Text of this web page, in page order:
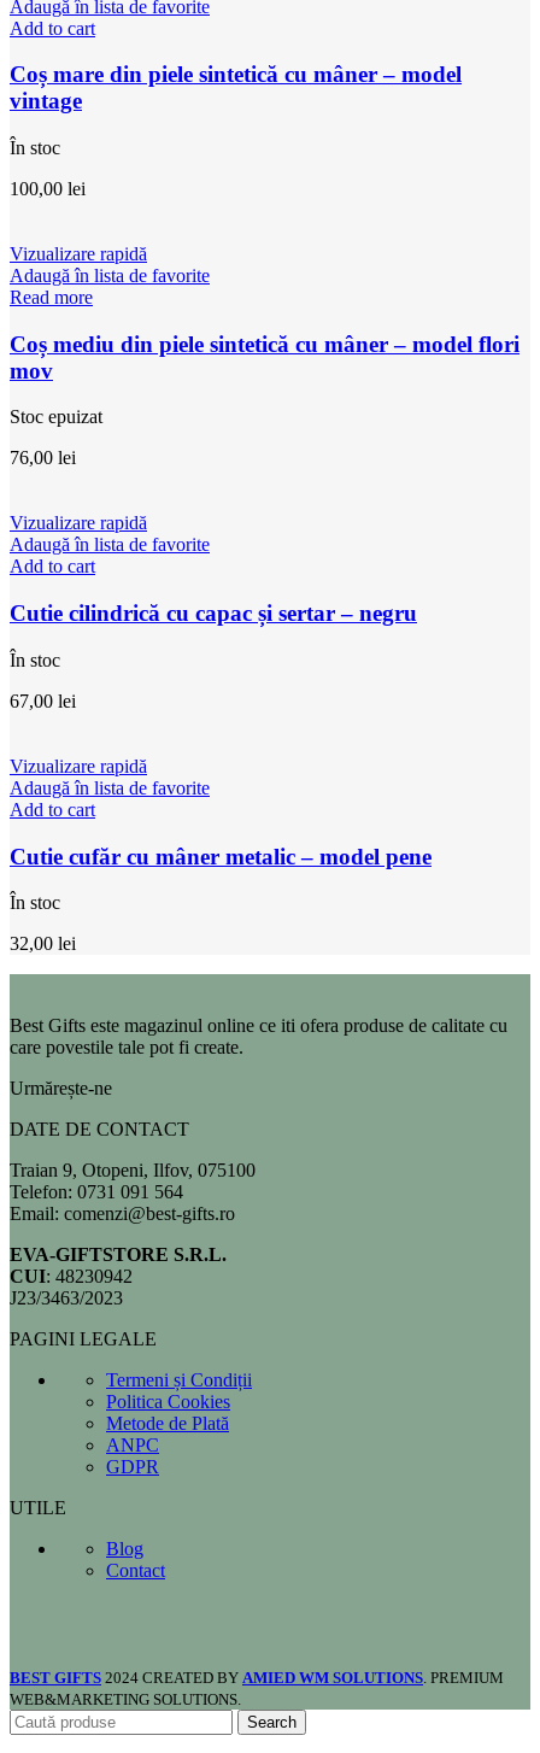
Adaugă în lista de favorite
Add to cart
Coș mare din piele sintetică cu mâner – model
vintage
În stoc
100,00 lei
Vizualizare rapidă
Adaugă în lista de favorite
Read more
Coș mediu din piele sintetică cu mâner – model flori
mov
Stoc epuizat
76,00 lei
Vizualizare rapidă
Adaugă în lista de favorite
Add to cart
Cutie cilindrică cu capac și sertar – negru
În stoc
67,00 lei
Vizualizare rapidă
Adaugă în lista de favorite
Add to cart
Cutie cufăr cu mâner metalic – model pene
În stoc
32,00 lei
Best Gifts este magazinul online ce iti ofera produse de calitate cu
care povestile tale pot fi create.
Urmărește-ne
DATE DE CONTACT
Traian 9, Otopeni, Ilfov, 075100
Telefon: 0731 091 564
Email: comenzi@best-gifts.ro
EVA-GIFTSTORE S.R.L.
CUI: 48230942
J23/3463/2023
PAGINI LEGALE
Termeni și Condiții
Politica Cookies
Metode de Plată
ANPC
GDPR
UTILE
Blog
Contact
BEST GIFTS 2024 CREATED BY AMIED WM SOLUTIONS. PREMIUM
WEB&MARKETING SOLUTIONS.
Search